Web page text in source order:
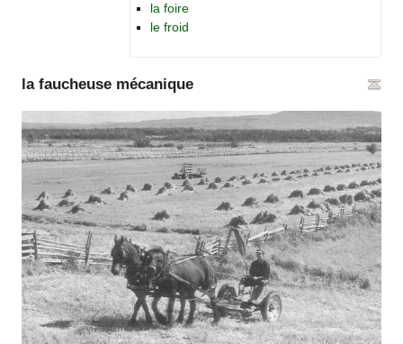
la foire
le froid
la faucheuse mécanique